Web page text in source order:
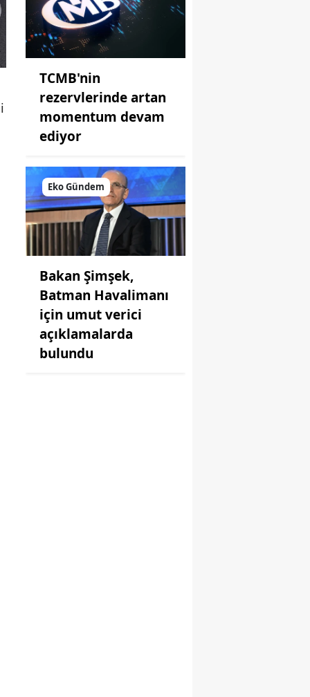
TCMB'nin
rezervlerinde artan
momentum devam
ediyor
Eko Gündem
Bakan Şimşek,
Batman Havalimanı
için umut verici
açıklamalarda
bulundu